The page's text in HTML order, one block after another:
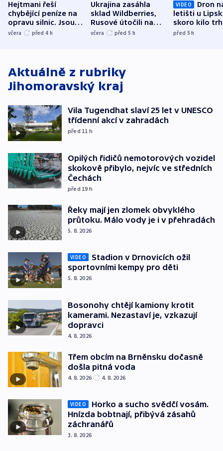
Hejtmani řeší
chybějící peníze na
opravu silnic. Jsou
nenárokové, namítá
včera před 4 h
Ukrajina zasáhla
sklad Wildberries,
Rusové útočili na
trh, hasiče či
včera před 5 h
VIDEO
Dron
letišti u
skoro kilo
indicie
před 5h
Aktuálně z rubriky
Jihomoravský kraj
Vila Tugendhat slaví 25 let v UNESCO
třídenní akcí v zahradách
před 11 h
Opilých řidičů nemotorových vozidel
skokově přibylo, nejvíc ve středních
Čechách
před 19 h
Řeky mají jen zlomek obvyklého
průtoku. Málo vody je i v přehradách
5. 8. 2026
VIDEO
Stadion v Drnovicích ožil
sportovními kempy pro děti
5. 8. 2026
Bosonohy chtějí kamiony krotit
kamerami. Nezastaví je, vzkazují
dopravci
4. 8. 2026
Třem obcím na Brněnsku dočasně
došla pitná voda
4. 8. 2026 4. 8. 2026
VIDEO
Horko a sucho svědčí vosám.
Hnízda bobtnají, přibývá zásahů
záchranářů
3. 8. 2026